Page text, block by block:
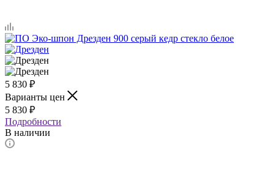
5 830 ₽
Варианты цен
5 830 ₽
Подробности
В наличии